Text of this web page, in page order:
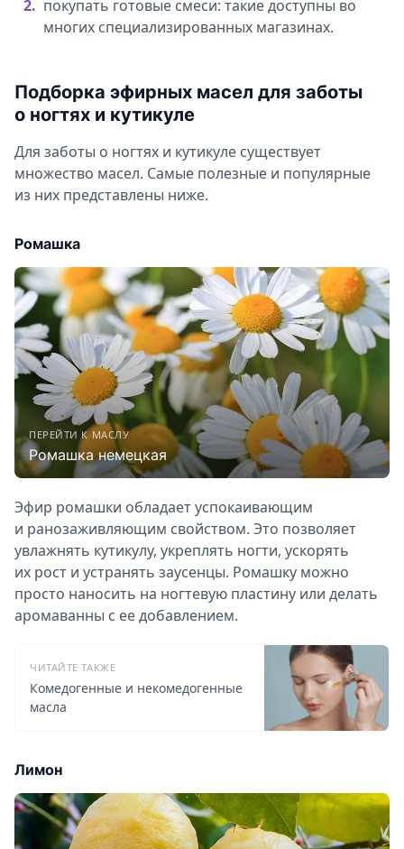
покупать готовые смеси: такие доступны во
многих специализированных магазинах.
Подборка эфирных масел для заботы
о ногтях и кутикуле
Для заботы о ногтях и кутикуле существует
множество масел. Самые полезные и популярные
из них представлены ниже.
Ромашка
ПЕРЕЙТИ К МАСЛУ
Ромашка немецкая
Эфир ромашки обладает успокаивающим
и ранозаживляющим свойством. Это позволяет
увлажнять кутикулу, укреплять ногти, ускорять
их рост и устранять заусенцы. Ромашку можно
просто наносить на ногтевую пластину или делать
аромаванны с ее добавлением.
ЧИТАЙТЕ ТАКЖЕ
Комедогенные и некомедогенные
масла
Лимон